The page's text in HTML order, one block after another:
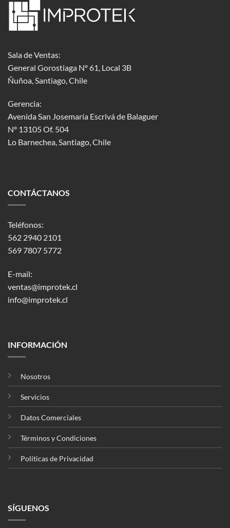
Sala de Ventas:
General Gorostiaga Nº 61, Local 3B
Ñuñoa, Santiago, Chile
Gerencia:
Avenida San Josemaría Escrivá de Balaguer
Nº 13105 Of. 504
Lo Barnechea, Santiago, Chile
CONTÁCTANOS
Teléfonos:
562 2940 2101
569 7807 5772
E-mail:
ventas@improtek.cl
info@improtek.cl
INFORMACIÓN
Nosotros
Servicios
Datos Comerciales
Términos y Condiciones
Políticas de Privacidad
SÍGUENOS